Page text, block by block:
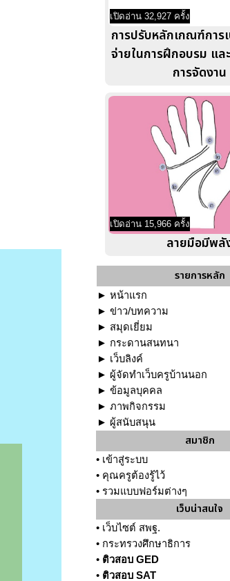
เปิดอ่าน 32,927 ครั้ง
การปรับหลักเกณฑ์การ
จ่ายในการฝึกอบรม แล
การจัดงาน
เปิดอ่าน 15,966 ครั้ง
ลายมือมีพลั
รายการหลัก
► หน้าแรก
► ข่าว/บทความ
► สมุดเยี่ยม
► กระดานสนทนา
► เว็บลิงค์
► ผู้จัดทำเว็บครูบ้านนอก
► ข้อมูลบุคคล
► ภาพกิจกรรม
► ผู้สนับสนุน
สมาชิก
• เข้าสู่ระบบ
• คุณครูต้องรู้ไว้
• รวมแบบฟอร์มต่างๆ
เว็บน่าสนใจ
• เว็บไซต์ สพฐ.
• กระทรวงศึกษาธิการ
• ติวสอบ GED
• ติวสอบ SAT